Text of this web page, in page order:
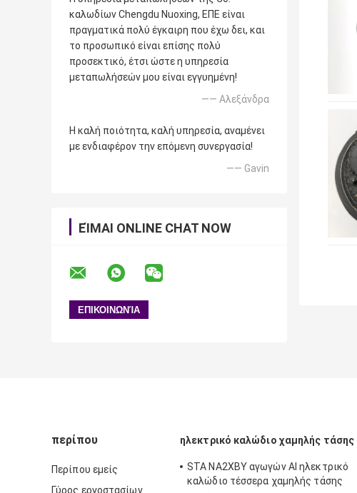
καλωδίων Chengdu Nuoxing, ΕΠΕ είναι
πραγματικά πολύ έγκαιρη που έχω δει, και
το προσωπικό είναι επίσης πολύ
προσεκτικό, έτσι ώστε η υπηρεσία
μεταπωλήσεών μου είναι εγγυημένη!
—— Αλεξάνδρα
Η καλή ποιότητα, καλή υπηρεσία, αναμένει
με ενδιαφέρον την επόμενη συνεργασία!
—— Gavin
ΕΊΜΑΙ ONLINE CHAT NOW
περίπου
Περίπου εμείς
Γύρος εργοστασίων
ηλεκτρικό καλώδιο χαμηλής τάσης
STA NA2XBY αγωγών Al ηλεκτρικό
καλώδιο τέσσερα χαμηλής τάσης